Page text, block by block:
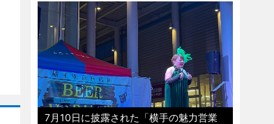
7月10日に披露された「横手の魅力営業